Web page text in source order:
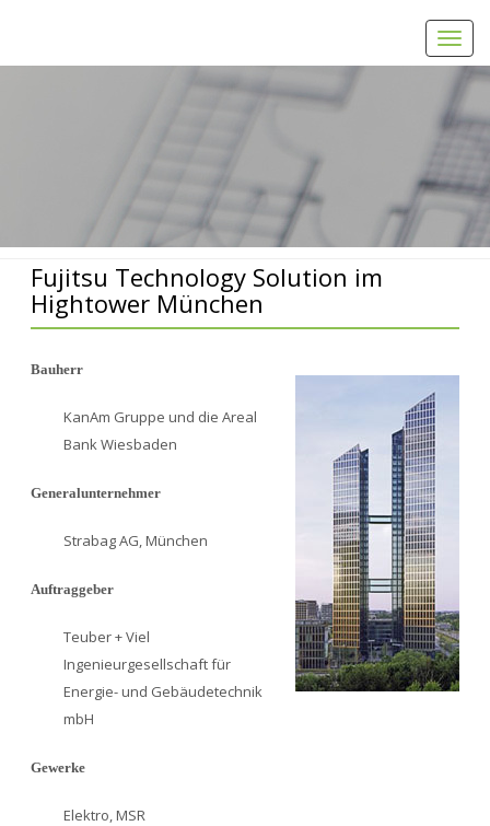
Fujitsu Technology Solution im
Hightower München
Bauherr
KanAm Gruppe und die Areal
Bank Wiesbaden
Generalunternehmer
Strabag AG, München
Auftraggeber
Teuber + Viel
Ingenieurgesellschaft für
Energie- und Gebäudetechnik
mbH
Gewerke
Elektro, MSR